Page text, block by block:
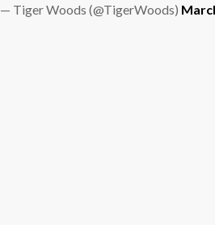
— Tiger Woods (@TigerWoods)